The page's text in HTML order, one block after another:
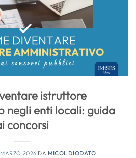
istruttore
negli enti locali: guida
concorsi
2026 DA MICOL DIODATO